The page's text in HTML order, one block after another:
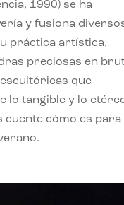
1990) se ha
y fusiona
práctica artística,
preciosas en
que
lo tangible y lo
cuente cómo es para